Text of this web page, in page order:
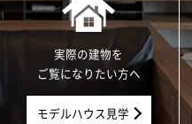
実際の建物を
ご覧になりたい方へ
モデルハウス見学